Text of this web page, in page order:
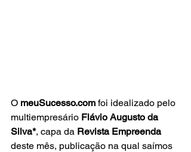
O meuSucesso.com foi idealizado pelo
multiempresário Flávio Augusto da
Silva*, capa da Revista Empreenda
deste mês, publicação na qual saímos